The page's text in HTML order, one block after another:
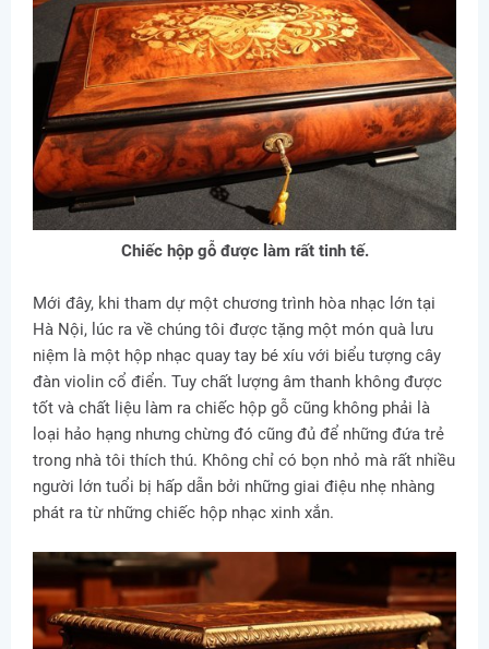
Chiếc hộp gỗ được làm rất tinh tế.
Mới đây, khi tham dự một chương trình hòa nhạc lớn tại
Hà Nội, lúc ra về chúng tôi được tặng một món quà lưu
niệm là một hộp nhạc quay tay bé xíu với biểu tượng cây
đàn violin cổ điển. Tuy chất lượng âm thanh không được
tốt và chất liệu làm ra chiếc hộp gỗ cũng không phải là
loại hảo hạng nhưng chừng đó cũng đủ để những đứa trẻ
trong nhà tôi thích thú. Không chỉ có bọn nhỏ mà rất nhiều
người lớn tuổi bị hấp dẫn bởi những giai điệu nhẹ nhàng
phát ra từ những chiếc hộp nhạc xinh xắn.